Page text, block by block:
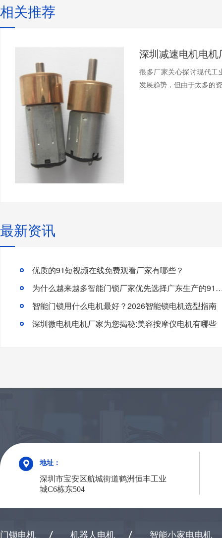
相关推荐
很多厂家关心探讨现代工
发展趋势，但由于太多的
最新资讯
优质的91短视频在线免费观看厂家有哪些？
为什么越来越多智能门锁厂家优先选择广
智能门锁用什么电机最好？2026智能锁电机选型指南
深圳微电机电机厂家为您揭秘:美容按摩仪电机有哪些
地址：
深圳市宝安区航城街道鹤洲恒丰工业
城C6栋东504
门锁电机 机器人电机 智能小家电电机